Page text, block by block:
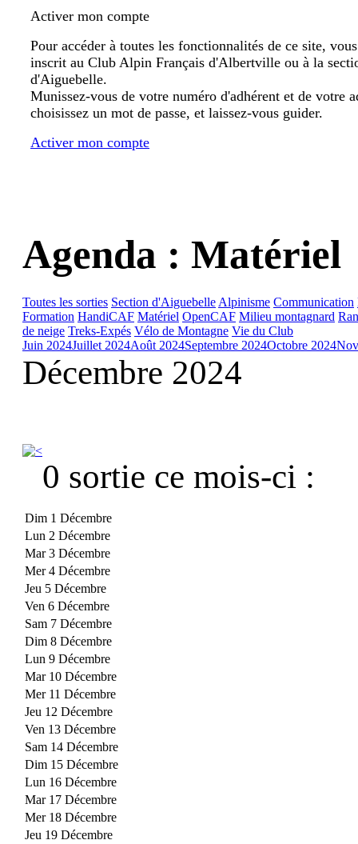
Activer mon compte
Pour accéder à toutes les fonctionnalités de ce site,
inscrit au Club Alpin Français d'Albertville ou à la
d'Aiguebelle.
Munissez-vous de votre numéro d'adhérent et de votre
choisissez un mot de passe, et laissez-vous guider.
Activer mon compte
Agenda : Matériel
Toutes les sorties Section d'Aiguebelle Alpinisme Communication
Formation HandiCAF Matériel OpenCAF Milieu montagnard
de neige Treks-Expés Vélo de Montagne Vie du Club
Juin 2024Juillet 2024Août 2024Septembre 2024Octobre 2024
Décembre 2024
0 sortie ce mois-ci :
Dim 1 Décembre
Lun 2 Décembre
Mar 3 Décembre
Mer 4 Décembre
Jeu 5 Décembre
Ven 6 Décembre
Sam 7 Décembre
Dim 8 Décembre
Lun 9 Décembre
Mar 10 Décembre
Mer 11 Décembre
Jeu 12 Décembre
Ven 13 Décembre
Sam 14 Décembre
Dim 15 Décembre
Lun 16 Décembre
Mar 17 Décembre
Mer 18 Décembre
Jeu 19 Décembre